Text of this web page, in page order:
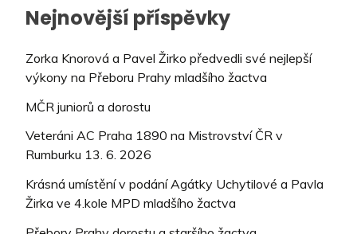
Nejnovější příspěvky
Zorka Knorová a Pavel Žirko předvedli své nejlepší
výkony na Přeboru Prahy mladšího žactva
MČR juniorů a dorostu
Veteráni AC Praha 1890 na Mistrovství ČR v
Rumburku 13. 6. 2026
Krásná umístění v podání Agátky Uchytilové a Pavla
Žirka ve 4.kole MPD mladšího žactva